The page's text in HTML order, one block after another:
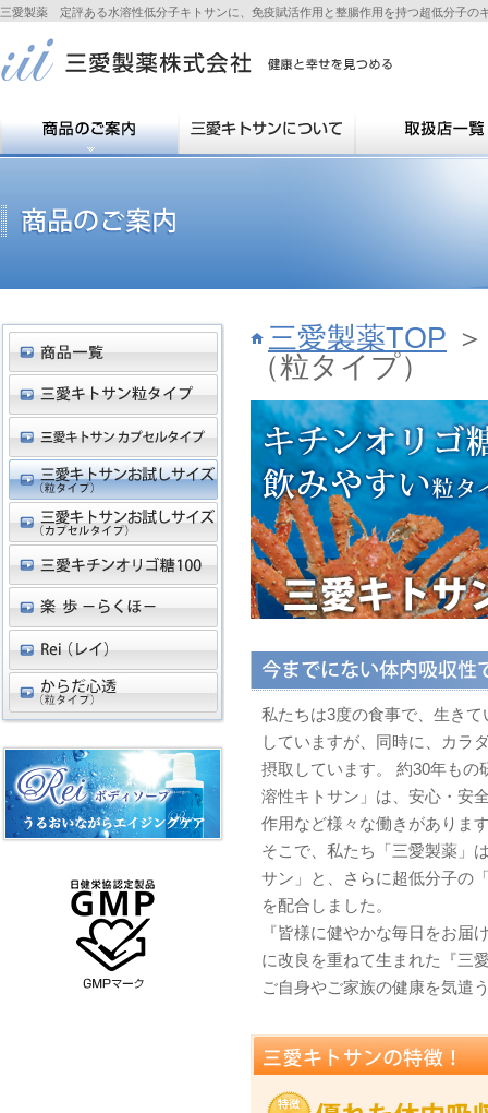
三愛製薬 定評ある水溶性低分子キトサンに、免疫賦活作用と整腸作用を持つ超低分子の
三愛製薬TOP
（粒タイプ）
私たちは3度の食事で、生き
していますが、同時に、カラ
摂取しています。 約30年もの
溶性キトサン」は、安心・安
作用など様々な働きがありま
そこで、私たち「三愛製薬」
サン」と、さらに超低分子の
を配合しました。
『皆様に健やかな毎日をお届
に改良を重ねて生まれた『三
ご自身やご家族の健康を気遣